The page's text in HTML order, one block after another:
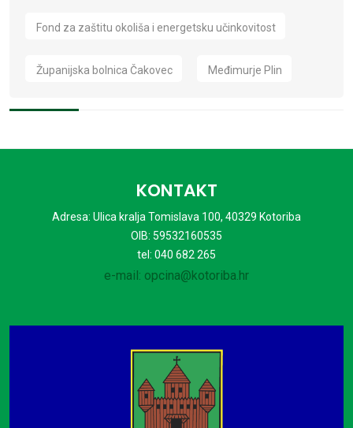
Fond za zaštitu okoliša i energetsku učinkovitost
Županijska bolnica Čakovec Međimurje Plin
KONTAKT
Adresa: Ulica kralja Tomislava 100, 40329 Kotoriba
OIB: 59532160535
tel: 040 682 265
e-mail: opcina@kotoriba.hr